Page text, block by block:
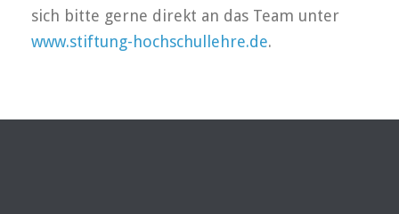
sich bitte gerne direkt an das Team unter
www.stiftung-hochschullehre.de.